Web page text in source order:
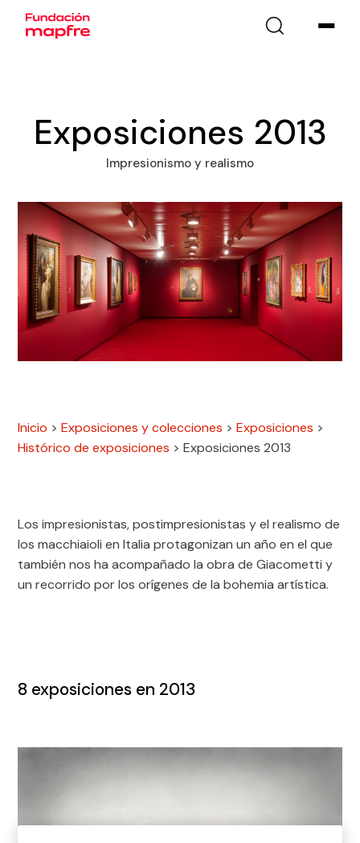
Exposiciones 2013
Impresionismo y realismo
Inicio >Exposiciones y colecciones >Exposiciones >
Histórico de exposiciones >Exposiciones 2013
Los impresionistas, postimpresionistas y el realismo de
los macchiaioli en Italia protagonizan un año en el que
también nos ha acompañado la obra de Giacometti y
un recorrido por los orígenes de la bohemia artística.
8 exposiciones en 2013